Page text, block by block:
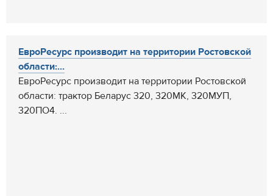
ЕвроРесурс производит на территории Ростовской
области:...
ЕвроРесурс производит на территории Ростовской
области: трактор Беларус 320, 320МК, 320МУП,
320ПО4. ...